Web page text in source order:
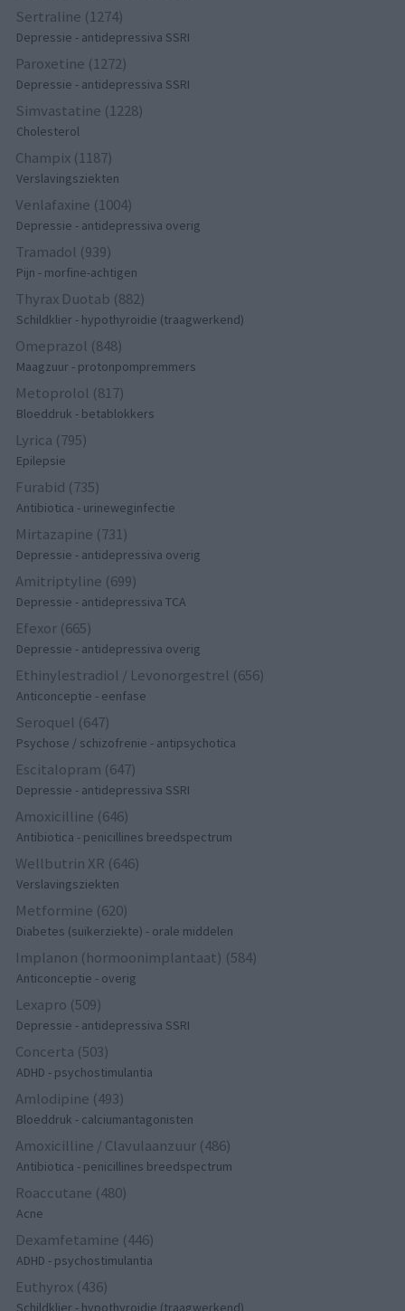
Sertraline (1274)
Depressie - antidepressiva SSRI
Paroxetine (1272)
Depressie - antidepressiva SSRI
Simvastatine (1228)
Cholesterol
Champix (1187)
Verslavingsziekten
Venlafaxine (1004)
Depressie - antidepressiva overig
Tramadol (939)
Pijn - morfine-achtigen
Thyrax Duotab (882)
Schildklier - hypothyroidie (traagwerkend)
Omeprazol (848)
Maagzuur - protonpompremmers
Metoprolol (817)
Bloeddruk - betablokkers
Lyrica (795)
Epilepsie
Furabid (735)
Antibiotica - urineweginfectie
Mirtazapine (731)
Depressie - antidepressiva overig
Amitriptyline (699)
Depressie - antidepressiva TCA
Efexor (665)
Depressie - antidepressiva overig
Ethinylestradiol / Levonorgestrel (656)
Anticonceptie - eenfase
Seroquel (647)
Psychose / schizofrenie - antipsychotica
Escitalopram (647)
Depressie - antidepressiva SSRI
Amoxicilline (646)
Antibiotica - penicillines breedspectrum
Wellbutrin XR (646)
Verslavingsziekten
Metformine (620)
Diabetes (suikerziekte) - orale middelen
Implanon (hormoonimplantaat) (584)
Anticonceptie - overig
Lexapro (509)
Depressie - antidepressiva SSRI
Concerta (503)
ADHD - psychostimulantia
Amlodipine (493)
Bloeddruk - calciumantagonisten
Amoxicilline / Clavulaanzuur (486)
Antibiotica - penicillines breedspectrum
Roaccutane (480)
Acne
Dexamfetamine (446)
ADHD - psychostimulantia
Euthyrox (436)
Schildklier - hypothyroidie (traagwerkend)